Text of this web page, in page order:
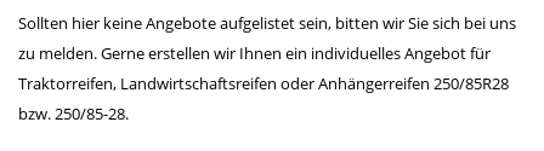
Sollten hier keine Angebote aufgelistet sein, bitten wir Sie sich bei uns
zu melden. Gerne erstellen wir Ihnen ein individuelles Angebot für
Traktorreifen, Landwirtschaftsreifen oder Anhängerreifen 250/85R28
bzw. 250/85-28.